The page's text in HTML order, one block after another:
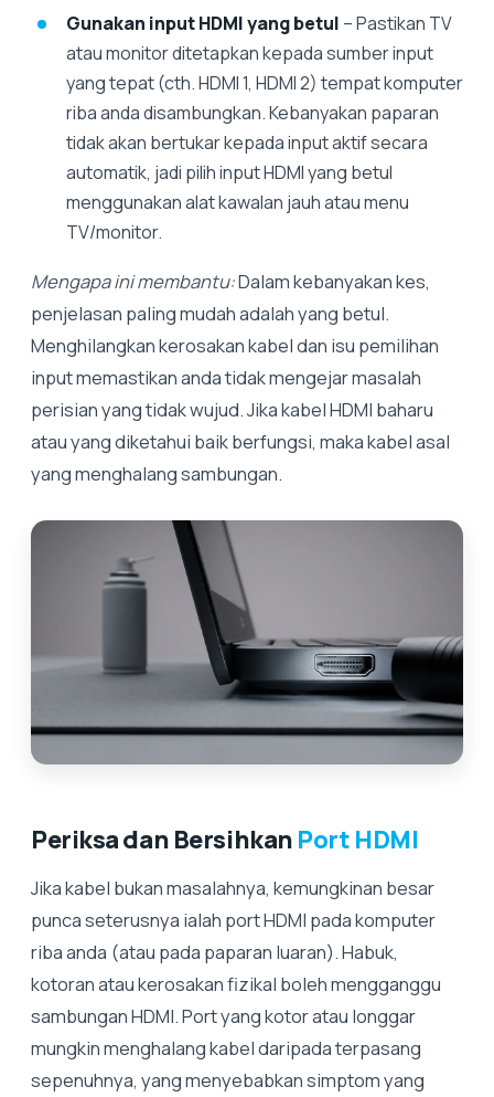
Gunakan input HDMI yang betul – Pastikan TV
atau monitor ditetapkan kepada sumber input
yang tepat (cth. HDMI 1, HDMI 2) tempat komputer
riba anda disambungkan. Kebanyakan paparan
tidak akan bertukar kepada input aktif secara
automatik, jadi pilih input HDMI yang betul
menggunakan alat kawalan jauh atau menu
TV/monitor.
Mengapa ini membantu:Dalam kebanyakan kes,
penjelasan paling mudah adalah yang betul.
Menghilangkan kerosakan kabel dan isu pemilihan
input memastikan anda tidak mengejar masalah
perisian yang tidak wujud. Jika kabel HDMI baharu
atau yang diketahui baik berfungsi, maka kabel asal
yang menghalang sambungan.
Periksa dan Bersihkan Port HDMI
Jika kabel bukan masalahnya, kemungkinan besar
punca seterusnya ialah port HDMI pada komputer
riba anda (atau pada paparan luaran). Habuk,
kotoran atau kerosakan fizikal boleh mengganggu
sambungan HDMI. Port yang kotor atau longgar
mungkin menghalang kabel daripada terpasang
sepenuhnya, yang menyebabkan simptom yang